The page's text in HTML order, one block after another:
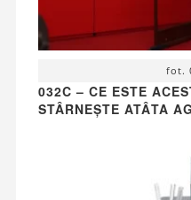
fot.
032C – CE ESTE
STÂRNEȘTE ATÂTA